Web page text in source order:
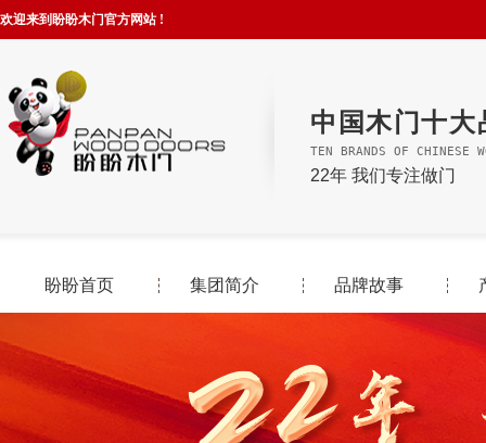
欢迎来到盼盼木门官方网站 !
中国木门十大
TEN BRANDS OF CHINESE
22年 我们专注做门
盼盼首页 集团简介 品牌故事